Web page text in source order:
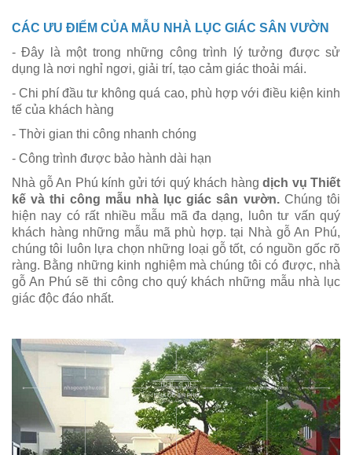
CÁC ƯU ĐIỂM CỦA MẪU NHÀ LỤC GIÁC SÂN VƯỜN
- Đây là một trong những công trình lý tưởng được sử
dụng là nơi nghỉ ngơi, giải trí, tạo cảm giác thoải mái.
- Chi phí đầu tư không quá cao, phù hợp với điều kiện kinh
tế của khách hàng
- Thời gian thi công nhanh chóng
- Công trình được bảo hành dài hạn
Nhà gỗ An Phú kính gửi tới quý khách hàng dịch vụ Thiết
kế và thi công mẫu nhà lục giác sân vườn.Chúng tôi
hiện nay có rất nhiều mẫu mã đa dạng, luôn tư vấn quý
khách hàng những mẫu mã phù hợp. tại Nhà gỗ An Phú,
chúng tôi luôn lựa chọn những loại gỗ tốt, có nguồn gốc rõ
ràng. Bằng những kinh nghiệm mà chúng tôi có được, nhà
gỗ An Phú sẽ thi công cho quý khách những mẫu nhà lục
giác độc đáo nhất.